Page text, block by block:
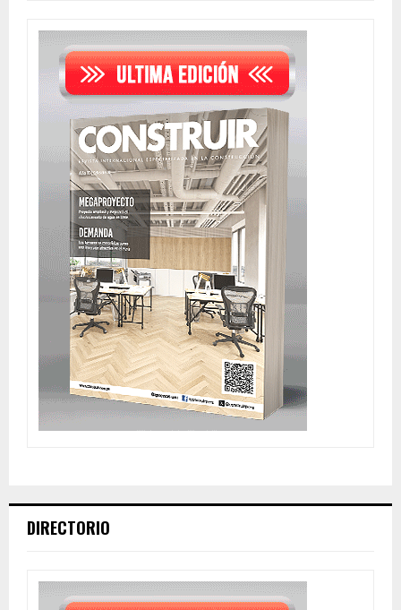
DIRECTORIO